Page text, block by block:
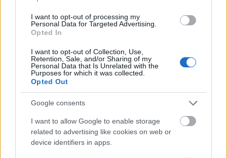
I want to opt-out of processing my
Personal Data for Targeted Advertising.
Opted In
I want to opt-out of Collection, Use,
Retention, Sale, and/or Sharing of my
Personal Data that Is Unrelated with the
Purposes for which it was collected.
Opted Out
Google consents
I want to allow Google to enable storage
related to advertising like cookies on web or
device identifiers in apps.
végül a jamaicai zene, nevezetesen azok a
párbajok, amit a lemezjátszóval
felszerelkezett sound systemek vívtak. A Dj
párbajok az utcán s ennek eredményeképpen
Kool Herc "tanítványa", Grand Wizard
Theodore találta fel a scratchelést is.
A hiphop táncstílusa is erősen összetett már:
megemlíteni, pantomim elemekből átalakulva
fejlődik), s benne van már több városi stílus
is: a b-boyin’, (nem break dance, sokkal
összetettebb) poppin’, (a robotmozgások,